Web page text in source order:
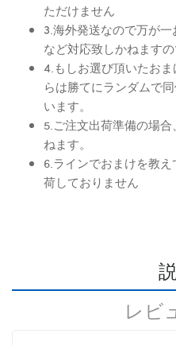
ただけません
3.海外発送なので万が
など対応致しかねますの
4.もしお選び頂いたお
らは勝てにランダムで
います。
5.ご注文出荷準備の場
ねます。
6.ラインでおまけを教
荷しておりません
レビ